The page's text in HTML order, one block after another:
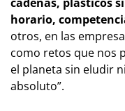
cadenas, plásticos
horario,
otros, en las
como retos que nos
el planeta sin eludir
absoluto”.